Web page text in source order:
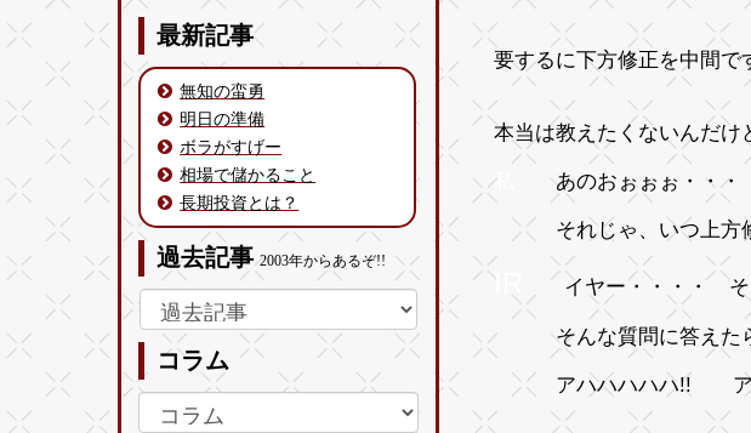
最新記事
無知の蛮勇
明日の準備
ボラがすげー
相場で儲かること
長期投資とは？
過去記事2003年からあるぞ!!
コラム
要するに下方修正を中間
本当は教えたくないんだ
私 あのおぉぉぉ・・・
それじゃ、 いつ 上
IR イヤー・・・・ そ
そんな質問に答えたら
アハハハハハ!!